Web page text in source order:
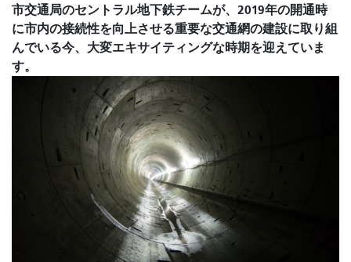
市交通局のセントラル地下鉄チームが、2019年の開通時
に市内の接続性を向上させる重要な交通網の建設に取り組
んでいる今、大変エキサイティングな時期を迎えていま
す。